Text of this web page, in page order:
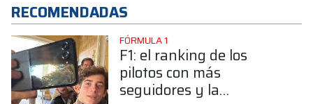
RECOMENDADAS
FÓRMULA 1
F1: el ranking de los
pilotos con más
seguidores y la